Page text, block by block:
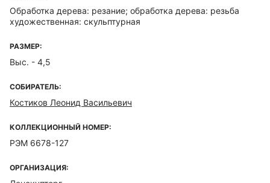
Обработка дерева: резание; обработка дерева: резьба
художественная: скульптурная
РАЗМЕР:
Выс. - 4,5
СОБИРАТЕЛЬ:
Костиков Леонид Васильевич
КОЛЛЕКЦИОННЫЙ НОМЕР:
РЭМ 6678-127
ОРГАНИЗАЦИЯ: